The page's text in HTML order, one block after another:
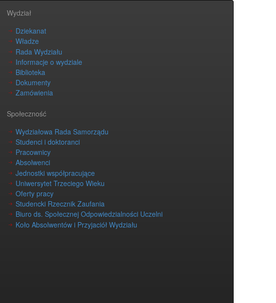
Wydział
Dziekanat
Władze
Rada Wydziału
Informacje o wydziale
Biblioteka
Dokumenty
Zamówienia
Społeczność
Wydziałowa Rada Samorządu
Studenci i doktoranci
Pracownicy
Absolwenci
Jednostki współpracujące
Uniwersytet Trzeciego Wieku
Oferty pracy
Studencki Rzecznik Zaufania
Biuro ds. Społecznej Odpowiedzialności Uczelni
Koło Absolwentów i Przyjaciół Wydziału